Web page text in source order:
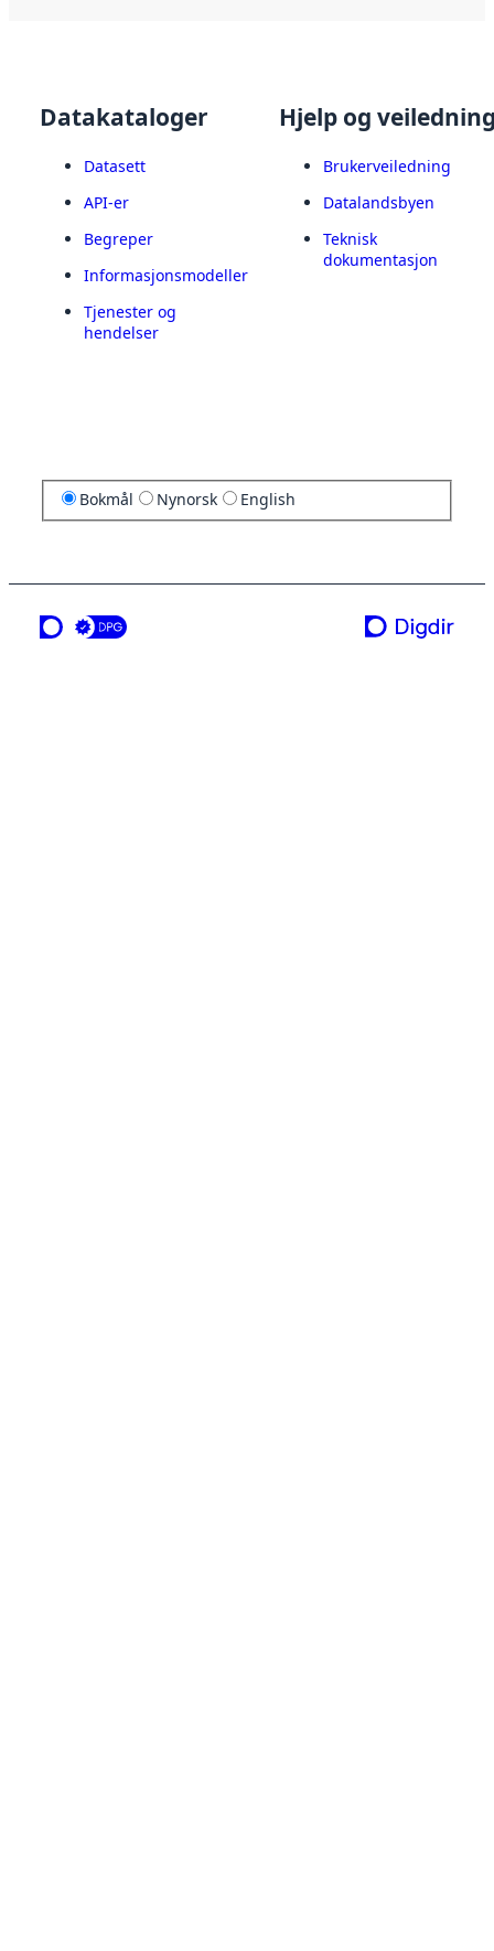
Datakataloger
Datasett
API-er
Begreper
Informasjonsmodeller
Tjenester og
hendelser
Hjelp og
Brukerveiledning
Datalandsbyen
Teknisk
dokumentasjon
Bokmål Nynorsk English